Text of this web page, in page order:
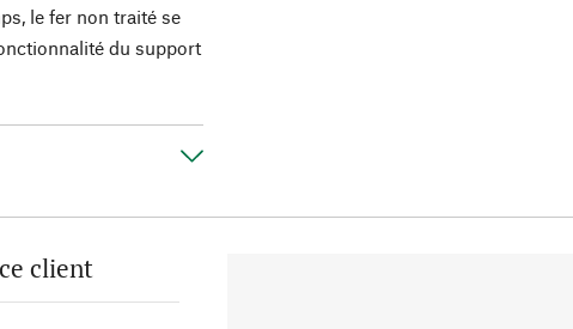
le fer non traité se
du support
client